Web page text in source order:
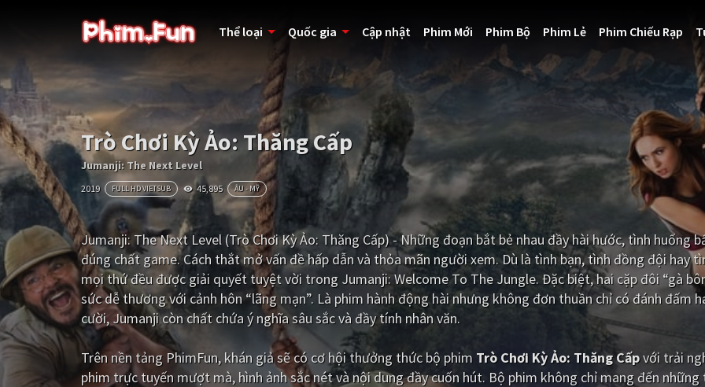
Thể loại Quốc gia Cập nhật Phim Mới Phim Bộ Phim Lẻ Phim Chiếu Rạp
Trò Chơi Kỳ Ảo: Thăng Cấp
Jumanji: The Next Level
2019 FULL HD VIETSUB 45,895 ÂU - MỸ
Jumanji: The Next Level (Trò Chơi Kỳ Ảo: Thăng Cấp) - Những đoạn bắt bẻ nhau đầy hài hước, tình huống
đúng chất game. Cách thắt mở vấn đề hấp dẫn và thỏa mãn người xem. Dù là tình bạn, tình đồng đội hay
mọi thứ đều được giải quyết tuyệt vời trong Jumanji: Welcome To The Jungle. Đặc biệt, hai cặp đôi “gà
sức dễ thương với cảnh hôn “lãng mạn”. Là phim hành động hài nhưng không đơn thuần chỉ có đánh đấm
cười, Jumanji còn chất chứa ý nghĩa sâu sắc và đầy tính nhân văn.
Trên nền tảng PhimFun, khán giả sẽ có cơ hội thưởng thức bộ phim Trò Chơi Kỳ Ảo: Thăng Cấpvới trải
phim trực tuyến mượt mà, hình ảnh sắc nét và nội dung đầy cuốn hút. Bộ phim không chỉ mang đến